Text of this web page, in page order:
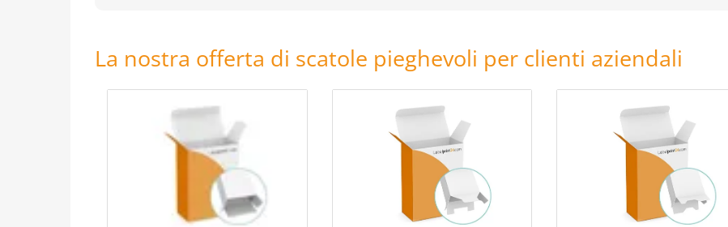
La nostra offerta di scatole pieghevoli per clienti aziendali